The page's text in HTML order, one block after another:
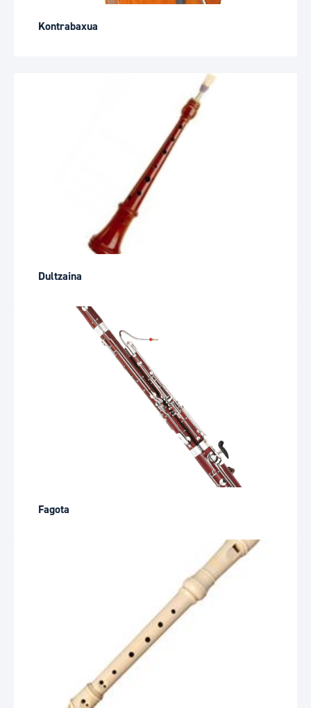
Kontrabaxua
Dultzaina
Fagota